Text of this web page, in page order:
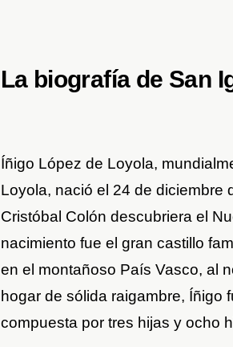
La biografía de San
Íñigo López de Loyola,
Loyola, nació el 24 de diciembre
Cristóbal Colón descubriera el
nacimiento fue el gran castillo
en el montañoso País Vasco, al
hogar de sólida raigambre, Íñigo
compuesta por tres hijas y ocho